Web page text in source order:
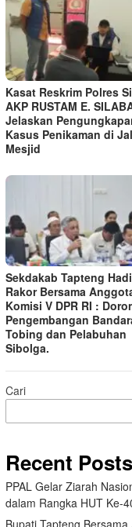
Kasat Reskrim Polres
AKP RUSTAM E.
Jelaskan
Kasus Penikaman di
Mesjid
Sekdakab Tapteng
Rakor Bersama
Komisi V DPR RI :
Pengembangan
Tobing dan Pelabuhan
Sibolga.
Cari
Recent Posts
PPAL Gelar Ziarah
dalam Rangka HUT Ke-